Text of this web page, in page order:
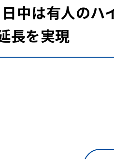
中は有人のハ
長を実現